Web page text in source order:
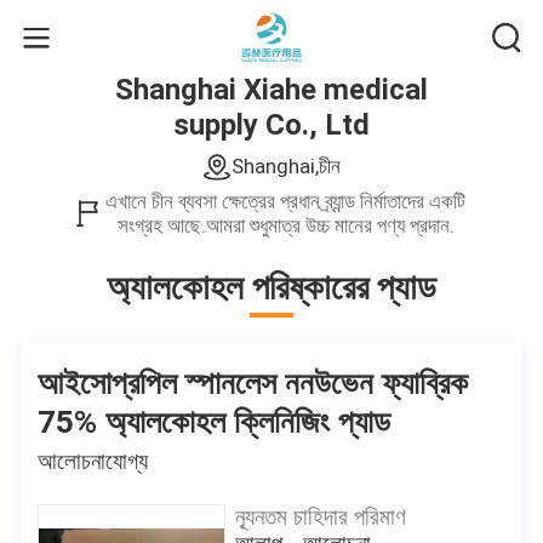
Shanghai Xiahe medical
supply Co., Ltd
Shanghai,চীন
এখানে চীন ব্যবসা ক্ষেত্রের প্রধান ব্র্যান্ড নির্মাতাদের একটি
সংগ্রহ আছে.আমরা শুধুমাত্র উচ্চ মানের পণ্য প্রদান.
অ্যালকোহল পরিষ্কারের প্যাড
আইসোপ্রপিল স্পানলেস ননউভেন ফ্যাব্রিক
75% অ্যালকোহল ক্লিনিজিং প্যাড
আলোচনাযোগ্য
ন্যূনতম চাহিদার পরিমাণ